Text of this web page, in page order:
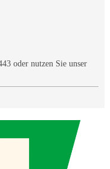
oder nutzen Sie unser